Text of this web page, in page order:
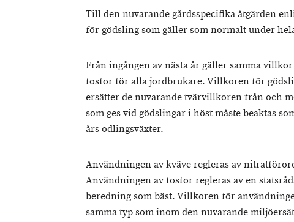
Till den nuvarande gårdsspecifika åtgärden
för gödsling som gäller som normalt under
Från ingången av nästa år gäller samma
fosfor för alla jordbrukare. Villkoren för
ersätter de nuvarande tvärvillkoren från och
som ges vid gödslingar i höst måste beaktas
års odlingsväxter.
Användningen av kväve regleras av
Användningen av fosfor regleras av en
beredning som bäst. Villkoren för
samma typ som inom den nuvarande